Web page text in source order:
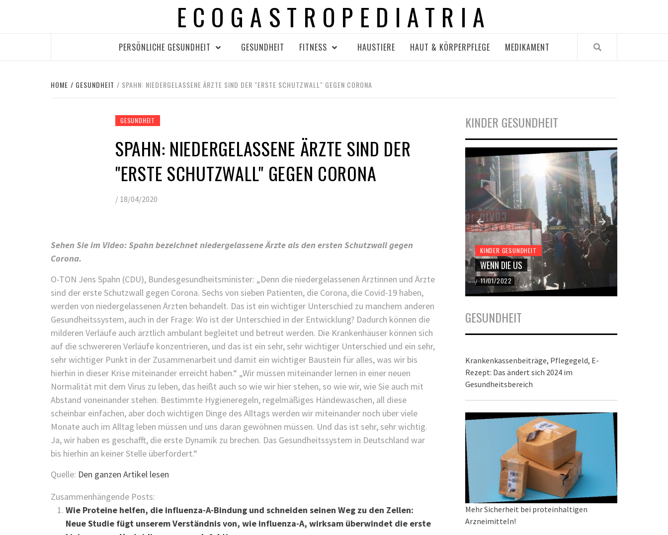
ECOGASTROPEDIATRIA
PERSÖNLICHE GESUNDHEIT GESUNDHEIT FITNESS HAUSTIERE HAUT & KÖRPERPFLEGE MEDIKAMENT
HOME GESUNDHEIT SPAHN: NIEDERGELASSENE ÄRZTE SIND DER "ERSTE SCHUTZWALL" GEGEN CORONA
GESUNDHEIT
SPAHN: NIEDERGELASSENE ÄRZTE SIND DER
"ERSTE SCHUTZWALL" GEGEN CORONA
/ 18/04/2020
Sehen Sie im Video: Spahn bezeichnet niedergelassene Ärzte als den ersten Schutzwall gegen
Corona.
O-TON Jens Spahn (CDU), Bundesgesundheitsminister: „Denn die niedergelassenen Ärztinnen und Ärzte
sind der erste Schutzwall gegen Corona. Sechs von sieben Patienten, die Corona, die Covid-19 haben,
werden von niedergelassenen Ärzten behandelt. Das ist ein wichtiger Unterschied zu manchem anderen
Gesundheitssystem, auch in der Frage: Wo ist der Unterschied in der Entwicklung? Dadurch können die
milderen Verläufe auch ärztlich ambulant begleitet und betreut werden. Die Krankenhäuser können sich
auf die schwereren Verläufe konzentrieren, und das ist ein sehr, sehr wichtiger Unterschied und ein sehr,
sehr wichtiger Punkt in der Zusammenarbeit und damit ein wichtiger Baustein für alles, was wir bis
hierhin in dieser Krise miteinander erreicht haben.“ „Wir müssen miteinander lernen in einer neuen
Normalität mit dem Virus zu leben, das heißt auch so wie wir hier stehen, so wie wir, wie Sie auch mit
Abstand voneinander stehen. Bestimmte Hygieneregeln, regelmäßiges Händewaschen, all diese
scheinbar einfachen, aber doch wichtigen Dinge des Alltags werden wir miteinander noch über viele
Monate auch im Alltag leben müssen und uns daran gewöhnen müssen. Und das ist sehr, sehr wichtig.
Ja, wir haben es geschafft, die erste Dynamik zu brechen. Das Gesundheitssystem in Deutschland war
bis hierhin an keiner Stelle überfordert.“
Quelle: Den ganzen Artikel lesen
Zusammenhängende Posts:
Wie Proteine helfen, die influenza-A-Bindung und schneiden seinen Weg zu den Zellen:
Neue Studie fügt unserem Verständnis von, wie influenza-A, wirksam überwindet die erste
KINDER GESUNDHEIT
NICHT FRUSTRIEREND, DASS ALLES
/ 25/11/2021
KINDER GESUNDHEIT
WENN DIE US
/ 11/01/2022
GESUNDHEIT
Krankenkassenbeiträge, Pflegegeld, E-
Rezept: Das ändert sich 2024 im
Gesundheitsbereich
Mehr Sicherheit bei proteinhaltigen
Arzneimitteln!